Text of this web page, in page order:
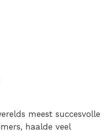
meest succesvolle
haalde veel